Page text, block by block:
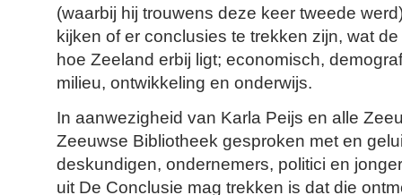
(waarbij hij trouwens deze keer tweede
kijken of er conclusies te trekken zijn, wat
hoe Zeeland erbij ligt; economisch,
milieu, ontwikkeling en onderwijs.
In aanwezigheid van Karla Peijs en alle
Zeeuwse Bibliotheek gesproken met en
deskundigen, ondernemers, politici en
uit De Conclusie mag trekken is dat die